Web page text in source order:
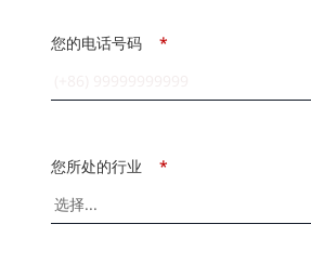
*
您的电话号码
*
您所处的行业